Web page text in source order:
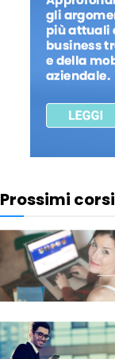
Prossimi corsi